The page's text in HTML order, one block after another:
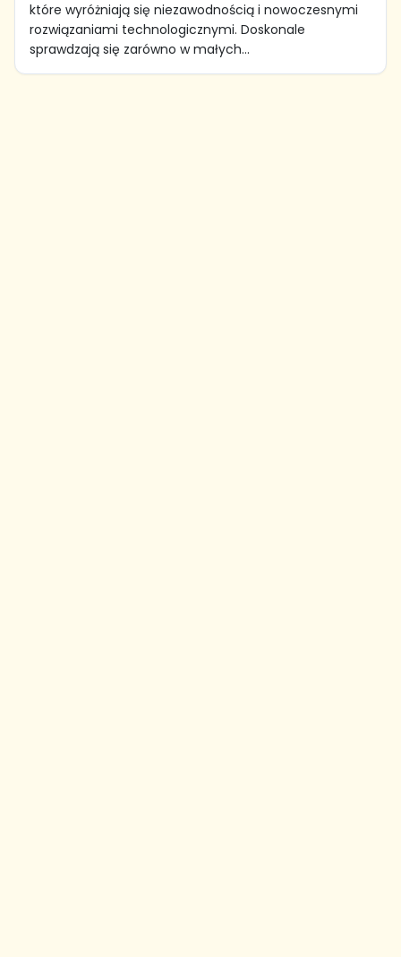
które wyróżniają się niezawodnością i nowoczesnymi
rozwiązaniami technologicznymi. Doskonale
sprawdzają się zarówno w małych...